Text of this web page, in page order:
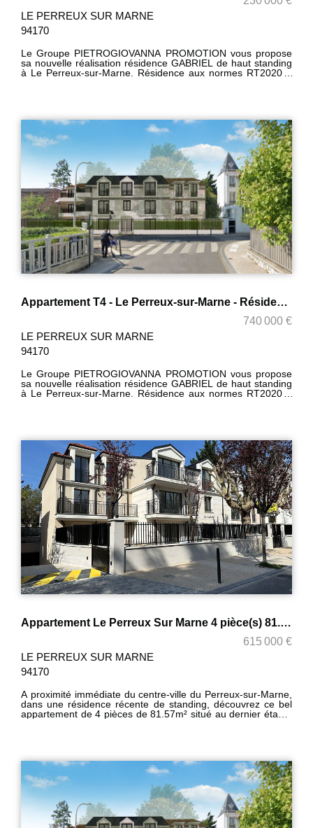
LE PERREUX SUR MARNE
94170
Le Groupe PIETROGIOVANNA PROMOTION vous propose
sa nouvelle réalisation résidence GABRIEL de haut standing
à Le Perreux-sur-Marne. Résidence aux normes RT2020 à
transports et écoles. Livraison 4ème trimestre 2024. Pour
plus de renseignement contactez-nous au 06 40 40 14 76 ou
01 48 72 76 60. !! Frais de notaire* offerts pour les 5
premières réservations !!
Appartement T4 - Le Perreux-sur-Marne - Résidence Gabriel
740 000 €
LE PERREUX SUR MARNE
94170
Le Groupe PIETROGIOVANNA PROMOTION vous propose
sa nouvelle réalisation résidence GABRIEL de haut standing
à Le Perreux-sur-Marne. Résidence aux normes RT2020 à
transports et écoles. Livraison 4ème trimestre 2024. Pour
plus de renseignement contactez-nous au 06 40 40 14 76 ou
01 48 72 76 60. Prix hors box. Plusieurs choix possible pour
les box (motorisés). !! Frais de notaire* offerts pour les 5
premières réservations !!
Appartement Le Perreux Sur Marne 4 pièce(s) 81.57 m2 + balcon
615 000 €
LE PERREUX SUR MARNE
94170
A proximité immédiate du centre-ville du Perreux-sur-Marne,
dans une résidence récente de standing, découvrez ce bel
appartement de 4 pièces de 81.57m² situé au dernier étage,
parentale avec salle d'eau et WC, avec accès à un second
balcon de 6m², - deux autres chambres -une salle de bains -
un WC séparé Un double box en sous-sol complète ce bien,
un vrai plus sur le secteur (en supplément). Appartement
fonctionnel, bien agencé, proche des commerces, écoles et
transports - idéal famille ou couple recherchant un cadre de
vie agréable aux portes de Paris.